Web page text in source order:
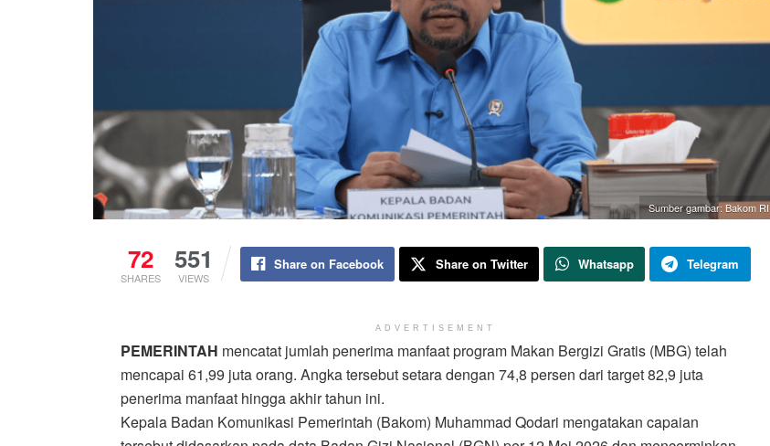
Sumber gambar: Bakom RI
72
SHARES
551
VIEWS
Share on Facebook Share on Twitter Whatsapp Telegram
ADVERTISEMENT
PEMERINTAH mencatat jumlah penerima manfaat program Makan Bergizi Gratis (MBG) telah
mencapai 61,99 juta orang. Angka tersebut setara dengan 74,8 persen dari target 82,9 juta
penerima manfaat hingga akhir tahun ini.
Kepala Badan Komunikasi Pemerintah (Bakom) Muhammad Qodari mengatakan capaian